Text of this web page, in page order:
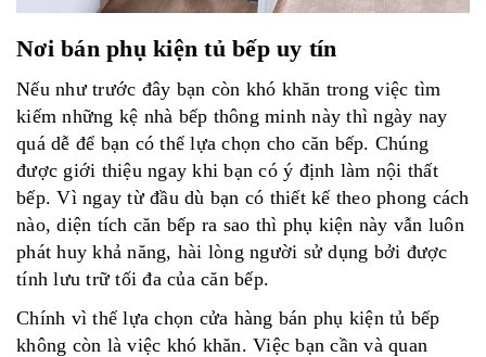
Nơi bán phụ kiện tủ bếp uy tín
Nếu như trước đây bạn còn khó khăn trong việc tìm
kiếm những kệ nhà bếp thông minh này thì ngày nay
quá dễ để bạn có thể lựa chọn cho căn bếp. Chúng
được giới thiệu ngay khi bạn có ý định làm nội thất
bếp. Vì ngay từ đầu dù bạn có thiết kế theo phong cách
nào, diện tích căn bếp ra sao thì phụ kiện này vẫn luôn
phát huy khả năng, hài lòng người sử dụng bởi được
tính lưu trữ tối đa của căn bếp.
Chính vì thế lựa chọn cửa hàng bán phụ kiện tủ bếp
không còn là việc khó khăn. Việc bạn cần và quan